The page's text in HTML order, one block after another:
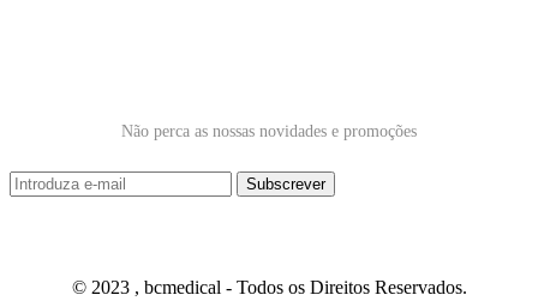
Não perca as nossas novidades e promoções
© 2023 , bcmedical - Todos os Direitos Reservados.